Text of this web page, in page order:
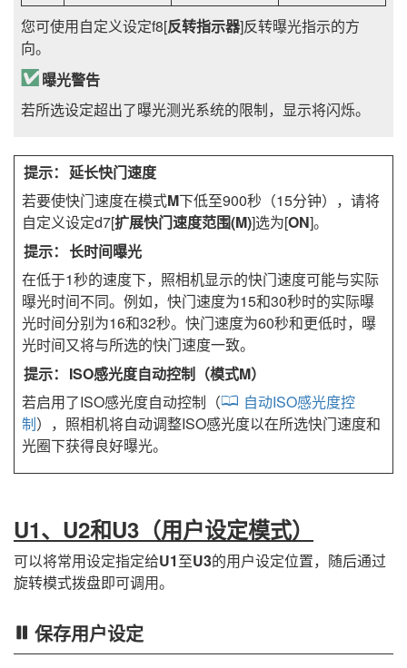
您可使用自定义设定f8[反转指示器]反转曝光指示的方
向。
曝光警告
若所选设定超出了曝光测光系统的限制，显示将闪烁。
延长快门速度
若要使快门速度在模式M下低至900秒（15分钟），请将
自定义设定d7[扩展快门速度范围(M)]选为[ON]。
长时间曝光
在低于1秒的速度下，照相机显示的快门速度可能与实际
曝光时间不同。例如，快门速度为15和30秒时的实际曝
光时间分别为16和32秒。快门速度为60秒和更低时，曝
光时间又将与所选的快门速度一致。
ISO感光度自动控制（模式M）
若启用了ISO感光度自动控制（
自动ISO感光度控
制），照相机将自动调整ISO感光度以在所选快门速度和
光圈下获得良好曝光。
U1、 U2和U3 （用户设定模式）
可以将常用设定指定给U1至U3的用户设定位置，随后通过
旋转模式拨盘即可调用。
保存用户设定